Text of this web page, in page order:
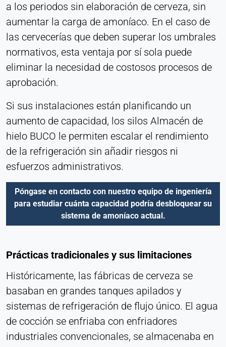
a los periodos sin elaboración de cerveza, sin
aumentar la carga de amoníaco. En el caso de
las cervecerías que deben superar los umbrales
normativos, esta ventaja por sí sola puede
eliminar la necesidad de costosos procesos de
aprobación.
Si sus instalaciones están planificando un
aumento de capacidad, los silos Almacén de
hielo BUCO le permiten escalar el rendimiento
de la refrigeración sin añadir riesgos ni
esfuerzos administrativos.
Póngase en contacto con nuestro equipo de ingeniería
para estudiar cuánta capacidad podría desbloquear su
sistema de amoníaco actual.
Prácticas tradicionales y sus limitaciones
Históricamente, las fábricas de cerveza se
basaban en grandes tanques apilados y
sistemas de refrigeración de flujo único. El agua
de cocción se enfriaba con enfriadores
industriales convencionales, se almacenaba en
Provider:
Hotjar Ltd.
Purpose:
Análisis del comportamiento del usuario
Cookie duration:
Sesión - 1 año
MEDIOS EXTERNOS
Habilita contenidos de terceros, como vídeos.
Cuando se activa, los datos técnicos pueden ser
transferidos al proveedor.
Vimeo
Name:
vuid, reproductor
Purpose:
Contenido de vídeo incrustado
Cookie duration:
Sesión - 2 años